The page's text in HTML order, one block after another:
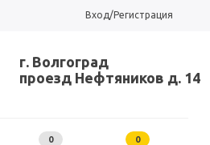
Вход/Регистрация
г. Волгоград
проезд Нефтяников д. 14
0 0